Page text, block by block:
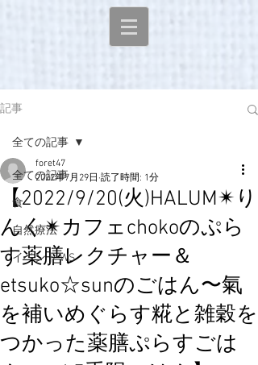
記事
全ての記事
食
自然療法
イベント WS
全ての記事
【2022/9/20(火)HALUM✴︎り
んく✴︎カフェchokoのぷら
す薬膳レクチャー＆
etsuko☆sunのごはん〜氣
を補いめぐらす糀と雑穀を
つかった薬膳ぷらすごは
foret47
2022年7月29日 読了時間: 1分